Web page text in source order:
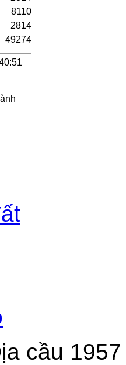
8110
2814
49274
cầu